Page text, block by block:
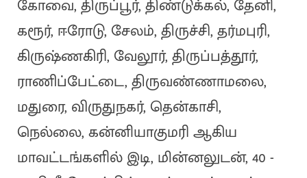
கோவை, திருப்பூர், திண்டுக்கல், தேனி,
கரூர், ஈரோடு, சேலம், திருச்சி, தர்மபுரி,
கிருஷ்ணகிரி, வேலூர், திருப்பத்தூர்,
ராணிப்பேட்டை, திருவண்ணாமலை,
மதுரை, விருதுநகர், தென்காசி,
நெல்லை, கன்னியாகுமரி ஆகிய
மாவட்டங்களில் இடி, மின்னலுடன், 40 -